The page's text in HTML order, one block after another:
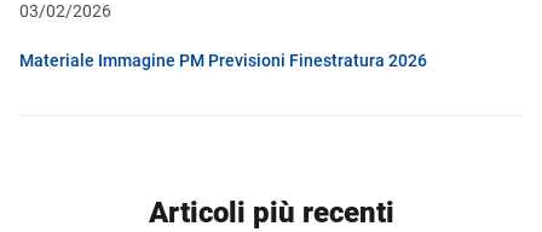
03/02/2026
Materiale Immagine PM Previsioni Finestratura 2026
Articoli più recenti